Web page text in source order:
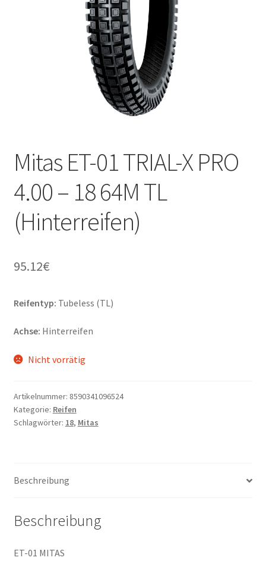
Mitas ET-01 TRIAL-X PRO
4.00 – 18 64M TL
(Hinterreifen)
95.12€
Reifentyp: Tubeless (TL)
Achse: Hinterreifen
Nicht vorrätig
Artikelnummer: 8590341096524
Kategorie: Reifen
Schlagwörter: 18, Mitas
Beschreibung
Beschreibung
ET-01 MITAS